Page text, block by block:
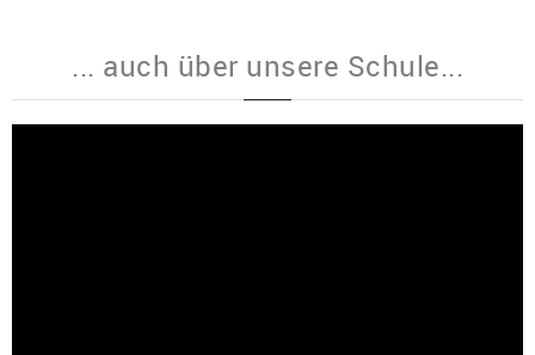
... auch über unsere Schule...